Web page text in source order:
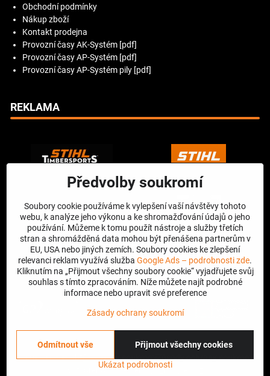
Obchodní podmínky
Nákup zboží
Kontakt prodejna
Provozní časy AK-Systém [pdf]
Provozní časy AP-Systém [pdf]
Provozní časy AP-Systém pily [pdf]
REKLAMA
©2026CopyrightPředvolby soukromíZásady ochrany soukromí
Vytvořeno systémem:ByznysWeb.cz
Předvolby soukromí
Soubory cookie používáme k vylepšení vaší návštěvy tohoto
webu, k analýze jeho výkonu a ke shromažďování údajů o jeho
používání. Můžeme k tomu použít nástroje a služby třetích
stran a shromážděná data mohou být přenášena partnerům v
EU, USA nebo jiných zemích. Soubory cookies ke zlepšení
relevanci reklam využívá služba Google Ads – podrobnosti zde.
Kliknutím na „Přijmout všechny soubory cookie“ vyjadřujete svůj
souhlas s tímto zpracováním. Níže můžete najít podrobné
informace nebo upravit své preference
Zásady ochrany soukromí
Ukázat podrobnosti
Přijmout všechny cookies
Odmítnout vše